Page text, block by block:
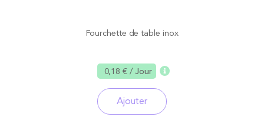
Fourchette de table inox
0,18 €/ Jour
Ajouter